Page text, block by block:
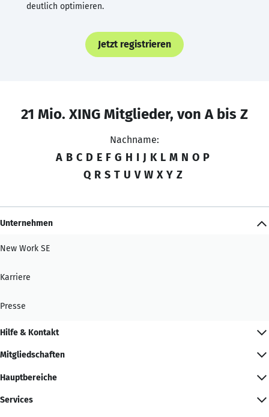
deutlich optimieren.
Jetzt registrieren
21 Mio. XING Mitglieder, von A bis Z
Nachname:
A B C D E F G H I J K L M N O P
Q R S T U V W X Y Z
Unternehmen
New Work SE
Karriere
Presse
Hilfe & Kontakt
Mitgliedschaften
Hauptbereiche
Services